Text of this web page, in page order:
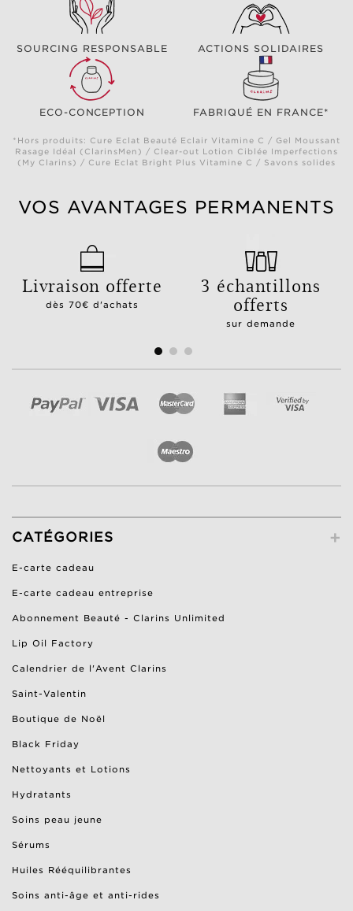
SOURCING RESPONSABLE ACTIONS SOLIDAIRES
ECO-CONCEPTION FABRIQUÉ EN FRANCE*
*Hors produits: Cure Eclat Beauté Eclair Vitamine C / Gel Moussant
Rasage Idéal (ClarinsMen) / Clear-out Lotion Ciblée Imperfections
(My Clarins) / Cure Eclat Bright Plus Vitamine C / Savons solides
VOS AVANTAGES PERMANENTS
Livraison offerte
dès 70€ d'achats
3 échantillons
offerts
sur demande
+
CATÉGORIES
E-carte cadeau
E-carte cadeau entreprise
Abonnement Beauté - Clarins Unlimited
Lip Oil Factory
Calendrier de l'Avent Clarins
Saint-Valentin
Boutique de Noël
Black Friday
Nettoyants et Lotions
Hydratants
Soins peau jeune
Sérums
Huiles Rééquilibrantes
Soins anti-âge et anti-rides